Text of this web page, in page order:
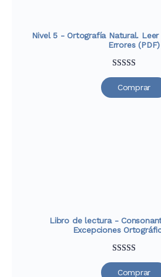
Nivel 5 - Ortografía Natural.
Errores (PDF)
Valorado
con4.91de
33
Comprar
Libro de lectura -
Excepciones
con4.67de
Comprar